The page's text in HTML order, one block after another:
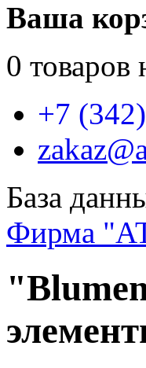
Ваша
0 товаров
+7
База
Фирма